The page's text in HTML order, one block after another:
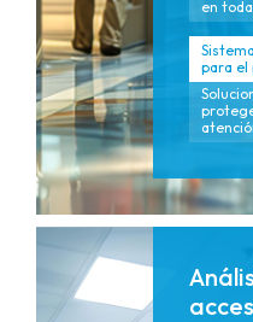
en
para el